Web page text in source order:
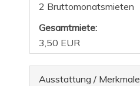
2 Bruttomonatsmieten
Gesamtmiete:
3,50 EUR
Ausstattung / Merkmale